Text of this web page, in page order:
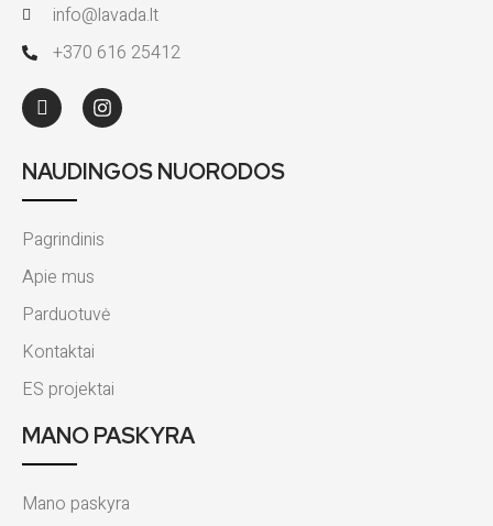
info@lavada.lt
+370 616 25412
NAUDINGOS NUORODOS
Pagrindinis
Apie mus
Parduotuvė
Kontaktai
ES projektai
MANO PASKYRA
Mano paskyra